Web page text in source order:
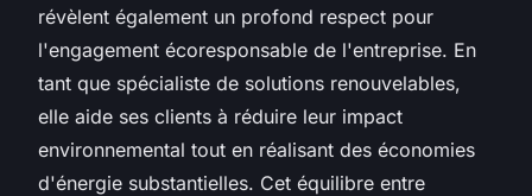
révèlent également un profond respect pour
l'engagement écoresponsable de l'entreprise. En
tant que spécialiste de solutions renouvelables,
elle aide ses clients à réduire leur impact
environnemental tout en réalisant des économies
d'énergie substantielles. Cet équilibre entre